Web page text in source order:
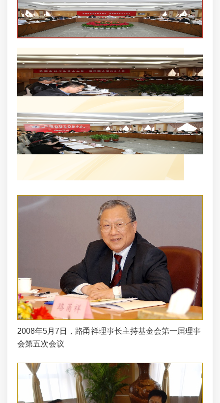
2008年5月7日，路甬祥理事长主持基金会第一届理事
会第五次会议